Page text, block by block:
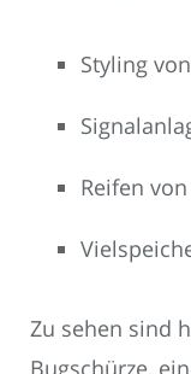
Styling
Reifen
Zu sehen sind